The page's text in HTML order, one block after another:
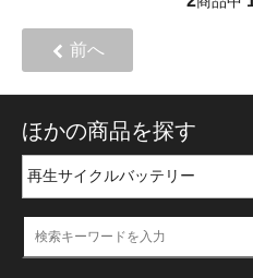
前へ
ほかの商品を探す